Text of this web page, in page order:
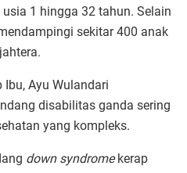
1 hingga 32 tahun. Selain
sekitar 400 anak
Ibu, Ayu Wulandari
disabilitas ganda sering
yang kompleks.
down syndromekerap